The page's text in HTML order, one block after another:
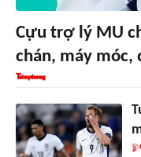
Cựu trợ lý MU
chán, máy móc,